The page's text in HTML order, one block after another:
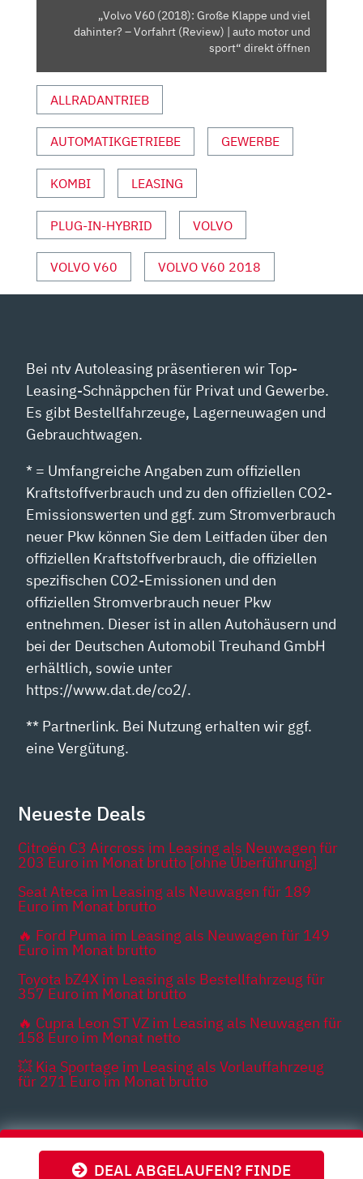
DEAL ABGELAUFEN? FINDE
ORFAHRT (
UTO M
OTOR U
ND S
PORT“ V
OUTUBE A
NZEIGEN
„Volvo V60 (2018): Große Klappe und viel
dahinter? – Vorfahrt (Review) | auto motor und
sport“ direkt öffnen
ALLRADANTRIEB
AUTOMATIKGETRIEBE GEWERBE
KOMBI LEASING
PLUG-IN-HYBRID VOLVO
VOLVO V60 VOLVO V60 2018
Bei ntv Autoleasing präsentieren wir Top-
Leasing-Schnäppchen für Privat und Gewerbe.
Es gibt Bestellfahrzeuge, Lagerneuwagen und
Gebrauchtwagen.
* = Umfangreiche Angaben zum offiziellen
Kraftstoffverbrauch und zu den offiziellen CO2-
Emissionswerten und ggf. zum Stromverbrauch
neuer Pkw können Sie dem Leitfaden über den
offiziellen Kraftstoffverbrauch, die offiziellen
spezifischen CO2-Emissionen und den
offiziellen Stromverbrauch neuer Pkw
entnehmen. Dieser ist in allen Autohäusern und
bei der Deutschen Automobil Treuhand GmbH
erhältlich, sowie unter
https://www.dat.de/co2/.
** Partnerlink. Bei Nutzung erhalten wir ggf.
eine Vergütung.
Neueste Deals
Citroën C3 Aircross im Leasing als Neuwagen für
203 Euro im Monat brutto [ohne Überführung]
Seat Ateca im Leasing als Neuwagen für 189
Euro im Monat brutto
🔥 Ford Puma im Leasing als Neuwagen für 149
Euro im Monat brutto
Toyota bZ4X im Leasing als Bestellfahrzeug für
357 Euro im Monat brutto
🔥 Cupra Leon ST VZ im Leasing als Neuwagen für
158 Euro im Monat netto
💥 Kia Sportage im Leasing als Vorlauffahrzeug
für 271 Euro im Monat brutto